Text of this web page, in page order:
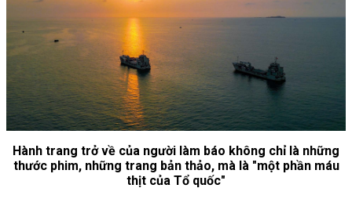
Hành trang trở về của người làm báo không chỉ là những
thước phim, những trang bản thảo, mà là "một phần máu
thịt của Tổ quốc"